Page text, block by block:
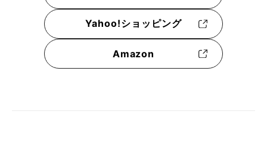
Yahoo!ショッピング
Amazon